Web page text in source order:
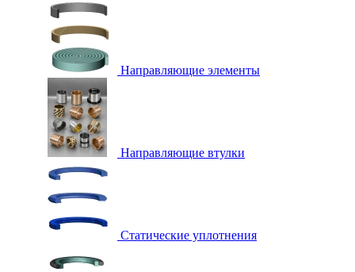
Направляющие элементы
Направляющие втулки
Статические уплотнения